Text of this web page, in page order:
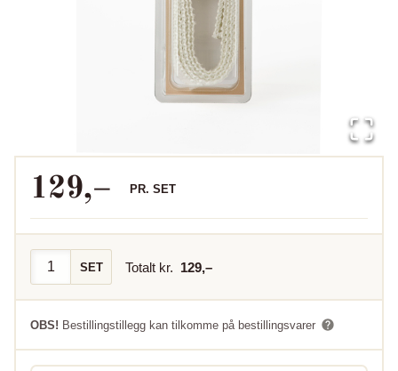
129,– PR. SET
SET Totalt kr. 129,–
OBS! Bestillingstillegg kan tilkomme på bestillingsvarer